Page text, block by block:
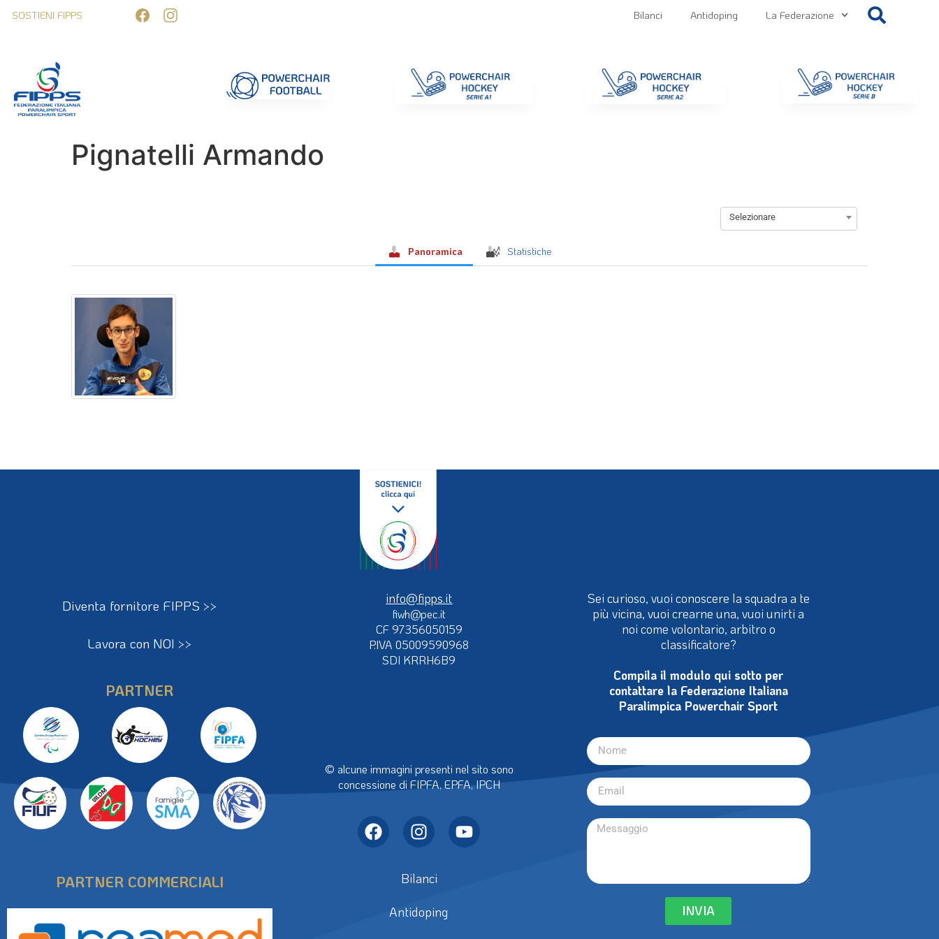
SOSTIENI FIPPS Bilanci Antidoping La Federazione
Pignatelli Armando
Selezionare
Panoramica Statistiche
Diventa fornitore FIPPS >>
Lavora con NOI >>
PARTNER
PARTNER COMMERCIALI
info@fipps.it
fiwh@pec.it
CF 97356050159
P.IVA 05009590968
SDI KRRH6B9
© alcune immagini presenti nel sito sono
concessione di FIPFA, EPFA, IPCH
Bilanci
Antidoping
Sei curioso, vuoi conoscere la squadra a te
più vicina, vuoi crearne una, vuoi unirti a
noi come volontario, arbitro o
classificatore?
Compila il modulo qui sotto per
contattare la Federazione Italiana
Paralimpica Powerchair Sport
INVIA